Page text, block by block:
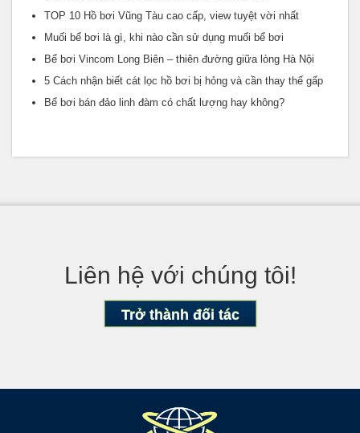
TOP 10 Hồ bơi Vũng Tàu cao cấp, view tuyệt vời nhất
Muối bể bơi là gì, khi nào cần sử dụng muối bể bơi
Bể bơi Vincom Long Biên – thiên đường giữa lòng Hà Nội
5 Cách nhận biết cát lọc hồ bơi bị hỏng và cần thay thế gấp
Bể bơi bán đảo linh đàm có chất lượng hay không?
Liên hệ với chúng tôi!
Trở thành đối tác